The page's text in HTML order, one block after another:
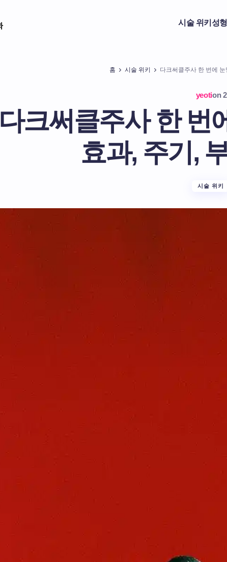
시술 위키 성
홈 시술 위키 다크써클주사 한 번에
yeotion
다크써클주사 한 번
효과, 주기,
시술 위키